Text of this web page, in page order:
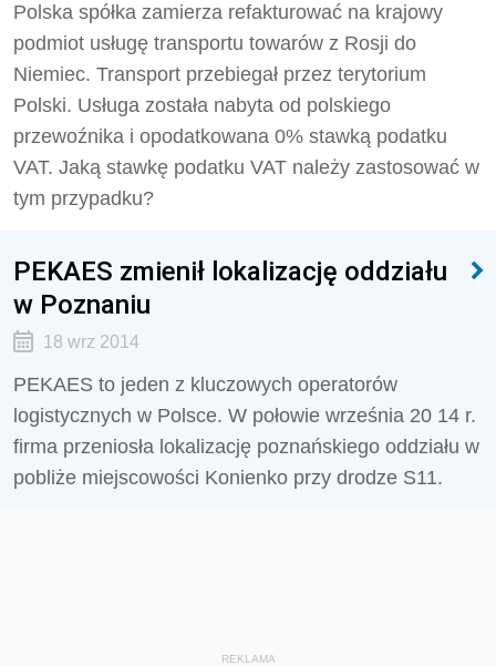
Polska spółka zamierza refakturować na krajowy
podmiot usługę transportu towarów z Rosji do
Niemiec. Transport przebiegał przez terytorium
Polski. Usługa została nabyta od polskiego
przewoźnika i opodatkowana 0% stawką podatku
VAT. Jaką stawkę podatku VAT należy zastosować w
tym przypadku?
PEKAES zmienił lokalizację oddziału
w Poznaniu
18 wrz 2014
PEKAES to jeden z kluczowych operatorów
logistycznych w Polsce. W połowie września 20 14 r.
firma przeniosła lokalizację poznańskiego oddziału w
pobliże miejscowości Konienko przy drodze S11.
REKLAMA